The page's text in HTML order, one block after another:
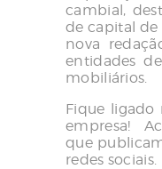
cambial,
de capital de
nova
entidades
mobiliários.
Fique ligado
empresa!
que
redes sociais.